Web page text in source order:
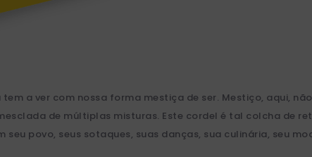
a ver com nossa forma mestiça de ser. Mestiço, aqui,
de múltiplas misturas. Este cordel é tal colcha de
povo, seus sotaques, suas danças, sua culinária, seu